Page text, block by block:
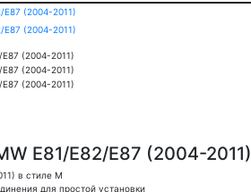
E81/E82/E87 (2004-2011)
в стиле M
для простой установки